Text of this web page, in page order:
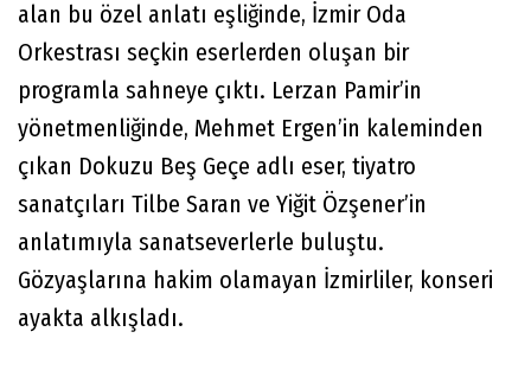
alan bu özel anlatı eşliğinde, İzmir Oda
Orkestrası seçkin eserlerden oluşan bir
programla sahneye çıktı. Lerzan Pamir’in
yönetmenliğinde, Mehmet Ergen’in kaleminden
çıkan Dokuzu Beş Geçe adlı eser, tiyatro
sanatçıları Tilbe Saran ve Yiğit Özşener’in
anlatımıyla sanatseverlerle buluştu.
Gözyaşlarına hakim olamayan İzmirliler, konseri
ayakta alkışladı.